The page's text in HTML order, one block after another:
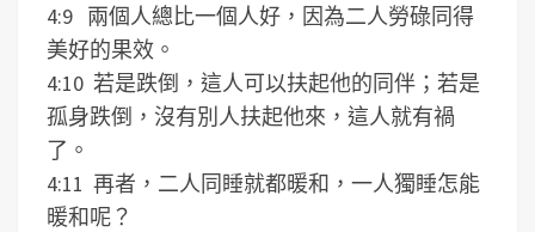
4:9 兩個人總比一個人好，因為二人勞碌同得
美好的果效。
4:10 若是跌倒，這人可以扶起他的同伴；若是
孤身跌倒，沒有別人扶起他來，這人就有禍
了。
4:11 再者，二人同睡就都暖和，一人獨睡怎能
暖和呢？